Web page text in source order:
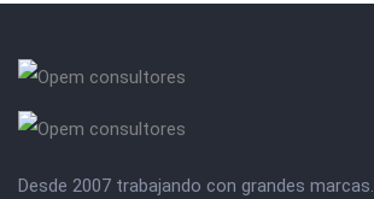
Desde 2007 trabajando con grandes marcas.